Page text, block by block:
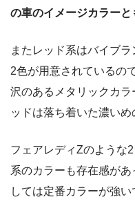
の車のイメージカラーと
またレッド系はバイブ
2色が用意されているの
沢のあるメタリックカ
ッドは落ち着いた濃いめ
フェアレディZのような
系のカラーも存在感が
しては定番カラーが強い